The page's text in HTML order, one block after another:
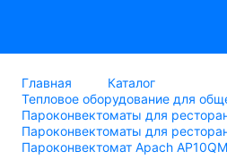
Главная
Каталог
Тепловое оборудование для
Пароконвектоматы для
Пароконвектоматы для
Пароконвектомат Apach AP10QM